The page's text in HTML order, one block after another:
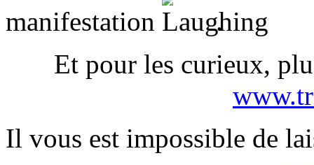
manifestation
.
Et pour les curieux,
Il vous est impossible de